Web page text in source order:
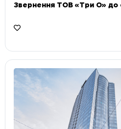
Звернення ТОВ «Три О» до